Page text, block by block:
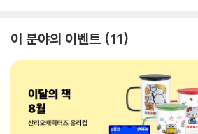
이 분야의 이벤트 11